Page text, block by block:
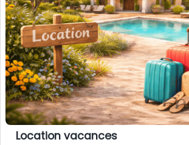
Location vacances